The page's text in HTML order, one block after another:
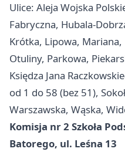
Ulice: Aleja Wojska
Fabryczna, Hubala-
Krótka, Lipowa,
Otuliny, Parkowa,
Księdza Jana
od 1 do 58 (bez 51),
Warszawska, Wąska,
Komisja nr 2 Szkoła
Batorego, ul. Leśna 13